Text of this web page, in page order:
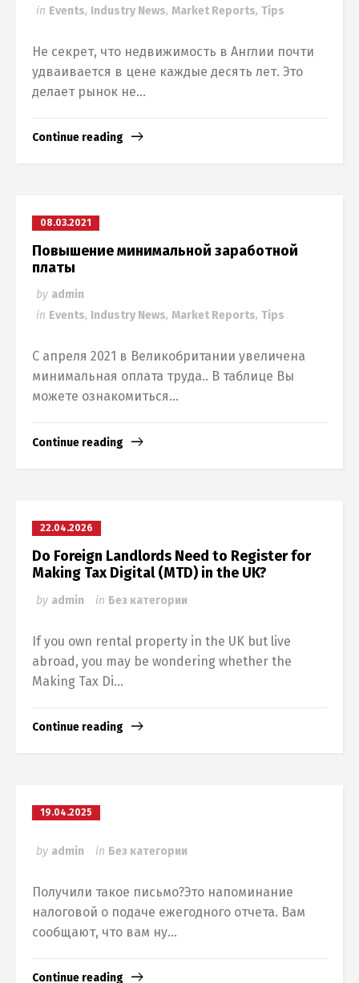
in Events, Industry News, Market Reports, Tips
Не секрет, что недвижимость в Англии почти
удваивается в цене каждые десять лет. Это
делает рынок не...
Continue reading
08.03.2021
Повышение минимальной заработной
платы
by admin
in Events, Industry News, Market Reports, Tips
С апреля 2021 в Великобритании увеличена
минимальная оплата труда.. В таблице Вы
можете ознакомиться...
Continue reading
22.04.2026
Do Foreign Landlords Need to Register for
Making Tax Digital (MTD) in the UK?
by admin in Без категории
If you own rental property in the UK but live
abroad, you may be wondering whether the
Making Tax Di...
Continue reading
19.04.2025
by admin in Без категории
Получили такое письмо?Это напоминание
налоговой о подаче ежегодного отчета. Вам
сообщают, что вам ну...
Continue reading